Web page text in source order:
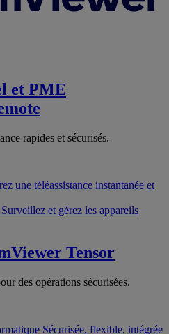
et PME
rapides et sécurisés.
une téléassistance instantanée et
Surveillez et gérez les appareils
Tensor
des opérations sécurisées.
Sécurisée, flexible, intégrée